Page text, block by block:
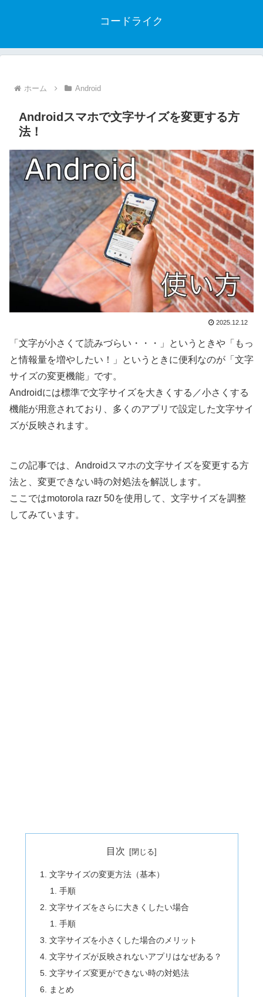
コードライク
ホーム Android
Androidスマホで文字サイズを変更する方
法！
2025.12.12
「文字が小さくて読みづらい・・・」というときや「もっ
と情報量を増やしたい！」というときに便利なのが「文字
サイズの変更機能」です。
Androidには標準で文字サイズを大きくする／小さくする
機能が用意されており、多くのアプリで設定した文字サイ
ズが反映されます。
この記事では、Androidスマホの文字サイズを変更する方
法と、変更できない時の対処法を解説します。
ここではmotorola razr 50を使用して、文字サイズを調整
してみています。
目次
文字サイズの変更方法（基本）
手順
文字サイズをさらに大きくしたい場合
手順
文字サイズを小さくした場合のメリット
文字サイズが反映されないアプリはなぜある？
文字サイズ変更ができない時の対処法
まとめ